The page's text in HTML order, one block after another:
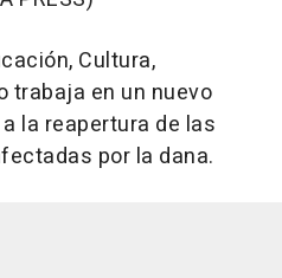
Cultura,
trabaja en un nuevo
la reapertura de las
por la dana.